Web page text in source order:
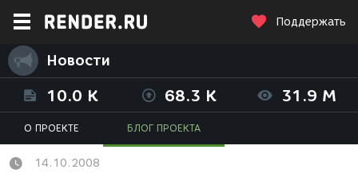
Поддержать
Новости
10.0 K 68.3 K 31.9 M
О ПРОЕКТЕ БЛОГ ПРОЕКТА
14.10.2008